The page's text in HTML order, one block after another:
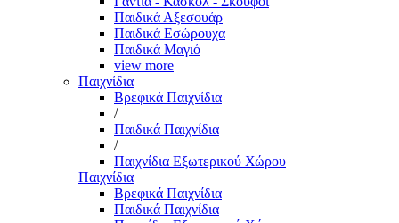
Παιδικά Αξεσουάρ
Παιδικά Εσώρουχα
Παιδικά Μαγιό
view more
Παιχνίδια
Βρεφικά Παιχνίδια
/
Παιδικά Παιχνίδια
/
Παιχνίδια Εξωτερικού Χώρου
Παιχνίδια
Βρεφικά Παιχνίδια
Παιδικά Παιχνίδια